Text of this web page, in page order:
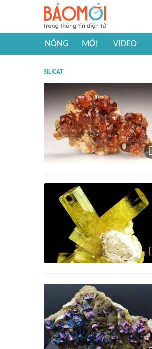
NÓNG MỚI VIDEO
SILICAT